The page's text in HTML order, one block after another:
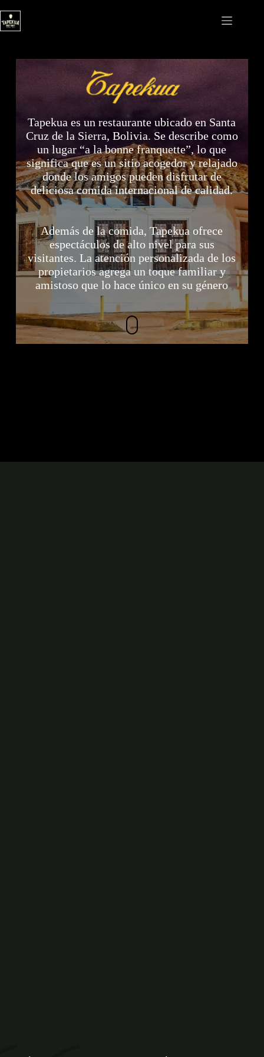
al
contenido
Tapekua es un restaurante ubicado en Santa
Cruz de la Sierra, Bolivia. Se describe como
un lugar “a la bonne franquette”, lo que
significa que es un sitio acogedor y relajado
donde los amigos pueden disfrutar de
deliciosa comida internacional de calidad.
Además de la comida, Tapekua ofrece
espectáculos de alto nivel para sus
visitantes. La atención personalizada de los
propietarios agrega un toque familiar y
amistoso que lo hace único en su género